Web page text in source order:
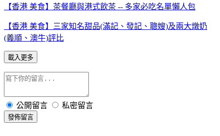
【香港 美食】茶餐廳與港式飲茶 -- 多家必吃名單懶人包
【香港 美食】三家知名甜品(滿記、發記、聰嫂)及兩大燉奶
(義順、澳牛)評比
載入更多
公開留言 私密留言
發佈留言